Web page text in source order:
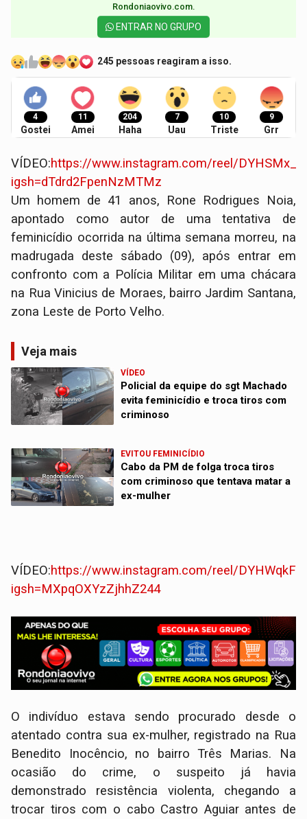
Rondoniaovivo.com.​
ENTRAR NO GRUPO
245 pessoas reagiram a isso.
4
Gostei
11
Amei
204
Haha
7
Uau
10
Triste
9
Grr
VÍDEO:https://www.instagram.com/reel/
igsh=dTdrd2FpenNzMTMz
​Um homem de 41 anos, Rone Rodrigues Noia,
apontado como autor de uma tentativa de
feminicídio ocorrida na última semana morreu, na
madrugada deste sábado (09), após entrar em
confronto com a Polícia Militar em uma chácara
na Rua Vinicius de Moraes, bairro Jardim Santana,
zona Leste de Porto Velho.
Veja mais
VÍDEO
Policial da equipe do sgt Machado
evita feminicídio e troca tiros com
criminoso
EVITOU FEMINICÍDIO
Cabo da PM de folga troca tiros
com criminoso que tentava matar a
ex-mulher
VÍDEO:https://www.instagram.com/reel/
igsh=MXpqOXYzZjhhZ244
O indivíduo estava sendo procurado desde o
atentado contra sua ex-mulher, registrado na Rua
Benedito Inocêncio, no bairro Três Marias. Na
ocasião do crime, o suspeito já havia
demonstrado resistência violenta, chegando a
trocar tiros com o cabo Castro Aguiar antes de